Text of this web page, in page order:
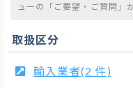
ューの「ご要望・ご質問」
取扱区分
輸入業者(2 件)